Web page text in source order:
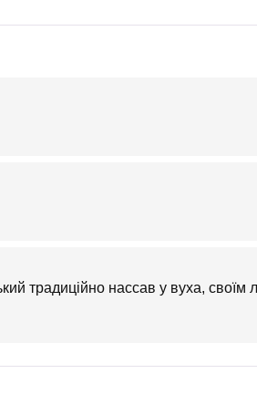
традиційно нассав у вуха, своїм